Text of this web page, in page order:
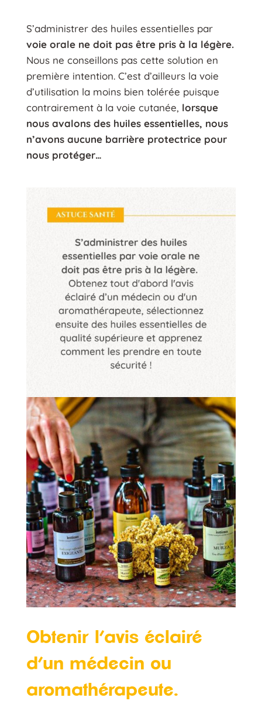
S’administrer des huiles essentielles par
voie orale ne doit pas être pris à la légère.
Nous ne conseillons pas cette solution en
première intention. C’est d’ailleurs la voie
d’utilisation la moins bien tolérée puisque
contrairement à la voie cutanée, lorsque
nous avalons des huiles essentielles, nous
n’avons aucune barrière protectrice pour
nous protéger…
Obtenir l’avis éclairé
d’un médecin ou
aromathérapeute.